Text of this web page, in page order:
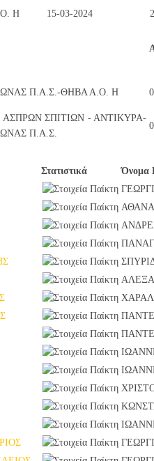
Η
15-03-2024
Π.Α.Σ.-ΘΗΒΑ Α.Ο. Η
ΣΠΙΤΙΩΝ - ΑΝΤΙΚΥΡΑ-
Π.Α.Σ.
Στατιστικά
Όνομα